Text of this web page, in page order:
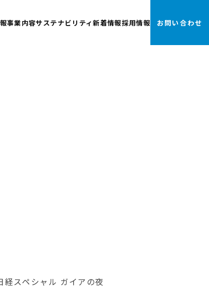
事業内容サステナビリティ新着情報採用情報 お問い合わせ
スペシャル ガイアの夜